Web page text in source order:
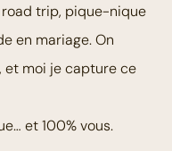
road trip, pique-nique
en mariage. On
et moi je capture ce
et 100% vous.